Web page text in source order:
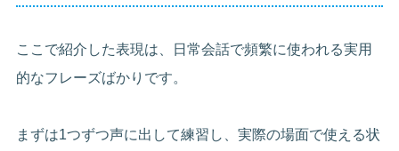
ここで紹介した表現は、日常会話で頻繁に使われる実用
的なフレーズばかりです。
まずは1つずつ声に出して練習し、実際の場面で使える状